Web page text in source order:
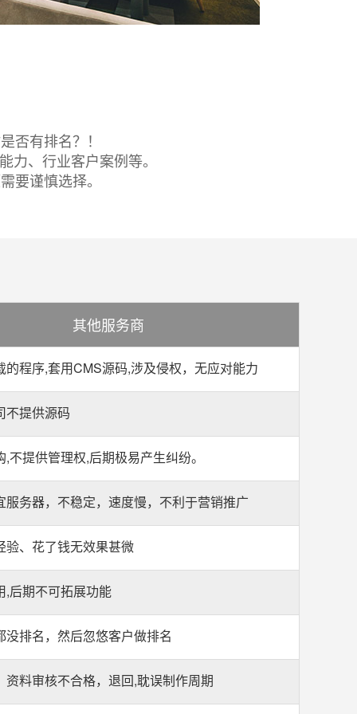
否有排名？！
、行业客户案例等。
要谨慎选择。
其他服务商
程序,套用CMS源码,涉及侵权，无应对能力
不提供源码
不提供管理权,后期极易产生纠纷。
务器，不稳定，速度慢，不利于营销推广
、花了钱无效果甚微
后期不可拓展功能
排名，然后忽悠客户做排名
料审核不合格，退回,耽误制作周期